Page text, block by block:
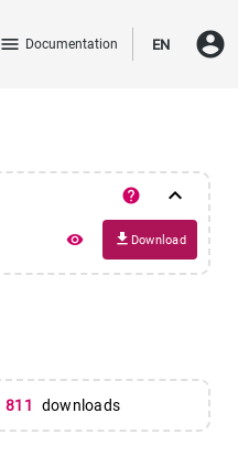
menu Documentation EN account_circle
help keyboard_arrow_down
remove_red_eye file_download Download
811 downloads